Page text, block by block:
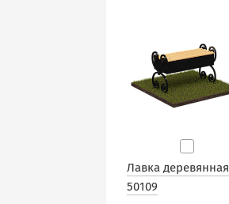
Лавка деревянная
50109